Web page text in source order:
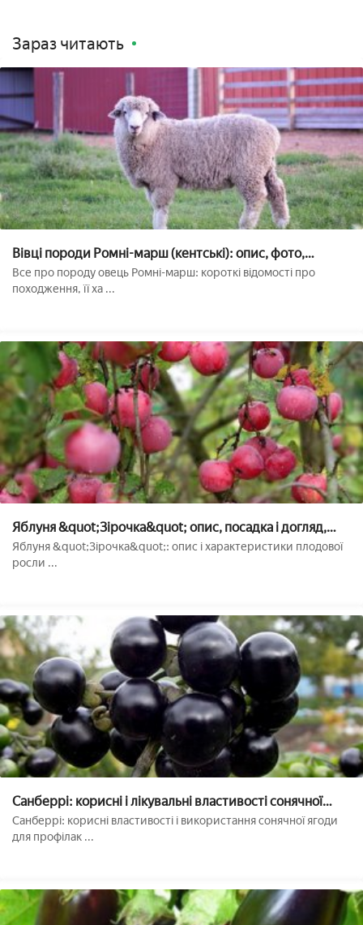
Зараз читають
Вівці породи Ромні-марш (кентські): опис, фото,
особливості, плюси і мінуси
Все про породу овець Ромні-марш: короткі відомості про
походження, її ха ...
Яблуня &quot;Зірочка&quot; опис, посадка і догляд,
фото
Яблуня &quot;Зірочка&quot;: опис і характеристики плодової
росли ...
Санберрі: корисні і лікувальні властивості сонячної
ягоди
Санберрі: корисні властивості і використання сонячної ягоди
для профілак ...